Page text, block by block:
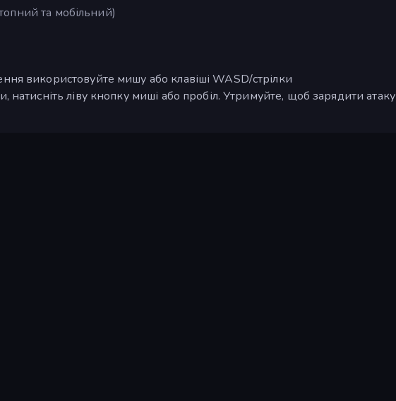
та мобільний)
використовуйте мишу або клавіші WASD/стрілки
натисніть ліву кнопку миші або пробіл. Утримуйте, щоб зарядити атаку